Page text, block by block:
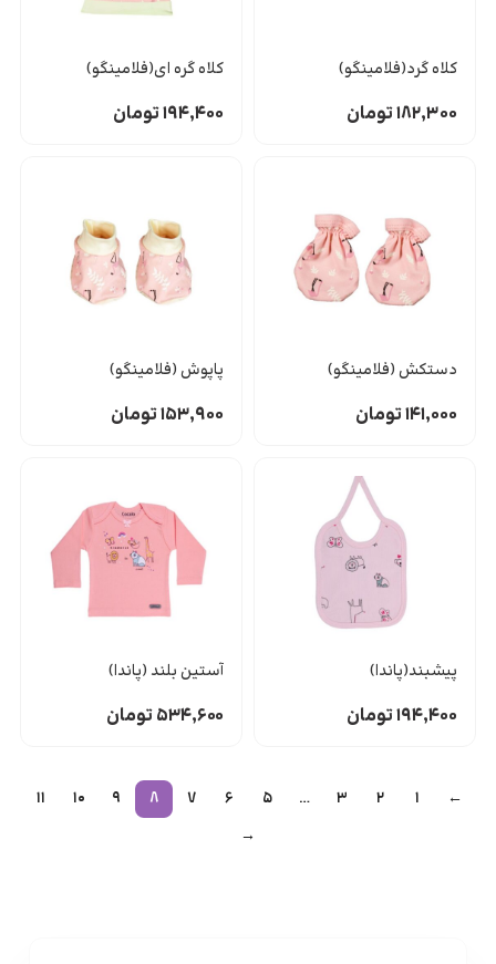
کلاه گرد(فلامینگو)
۱۸۲,۳۰۰تومان
کلاه گره ای(فلامینگو)
۱۹۴,۴۰۰تومان
دستکش (فلامینگو)
۱۴۱,۰۰۰تومان
پاپوش (فلامینگو)
۱۵۳,۹۰۰تومان
پیشبند(پاندا)
۱۹۴,۴۰۰تومان
آستین بلند (پاندا)
۵۳۴,۶۰۰تومان
← ۱ ۲ ۳ … ۵ ۶ ۷ ۸ ۹ ۱۰
۱۱
→